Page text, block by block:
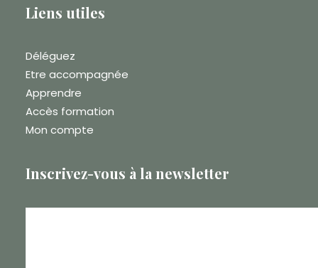
Liens utiles
Déléguez
Etre accompagnée
Apprendre
Accès formation
Mon compte
Inscrivez-vous à la newsletter